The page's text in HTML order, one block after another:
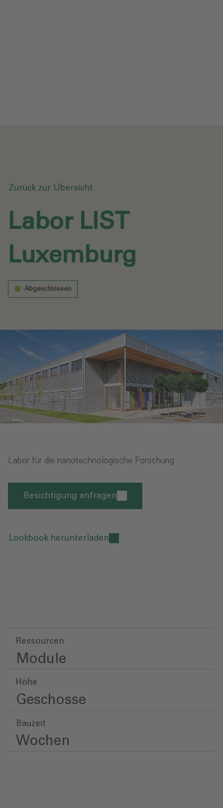
Zurück zur Übersicht
Labor LIST
Luxemburg‎
Abgeschlossen
Labor für die nanotechnologische Forschung
Besichtigung anfragen
Lookbook herunterladen
Ressourcen
Module
Höhe
Geschosse
Bauzeit
Wochen